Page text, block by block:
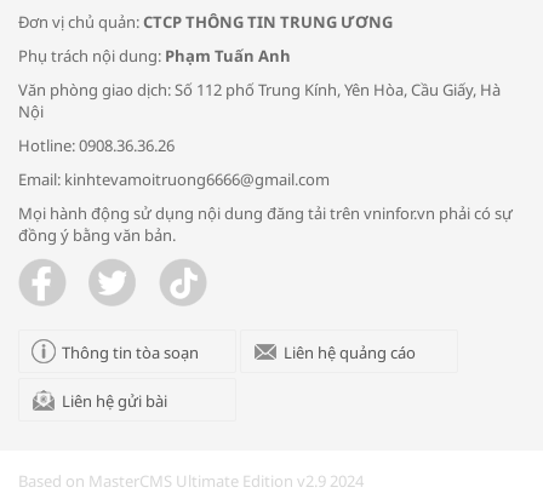
Bác sĩ tư vấn cách phòng tránh bệnh
đường hô hấp trong thời tiết giao mùa
Trao yêu thương cho em
Đơn vị chủ quản:CTCP THÔNG TIN TRUNG ƯƠNG
Phụ trách nội dung: Phạm Tuấn Anh
Văn phòng giao dịch: Số 112 phố Trung Kính, Yên Hòa, Cầu Giấy, Hà
Nội
Hotline: 0908.36.36.26
Email: kinhtevamoitruong6666@gmail.com
Mọi hành động sử dụng nội dung đăng tải trên vninfor.vn phải có sự
đồng ý bằng văn bản.
Thông tin tòa soạn Liên hệ quảng cáo
Liên hệ gửi bài
Based on MasterCMS Ultimate Edition v2.9 2024